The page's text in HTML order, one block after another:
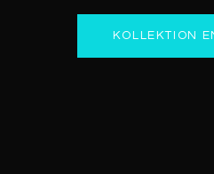
KOLLEKTION